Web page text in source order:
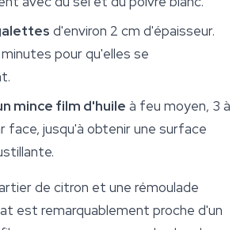
d'environ 2 cm d'épaisseur.
pour qu'elles se
mince film d'huile à feu moyen, 3 à
face, jusqu'à obtenir une surface
de citron et une rémoulade
est remarquablement proche d'un